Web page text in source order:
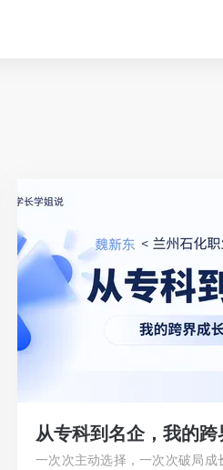
从专科到名企，我的
一次次主动选择，一次次破局成